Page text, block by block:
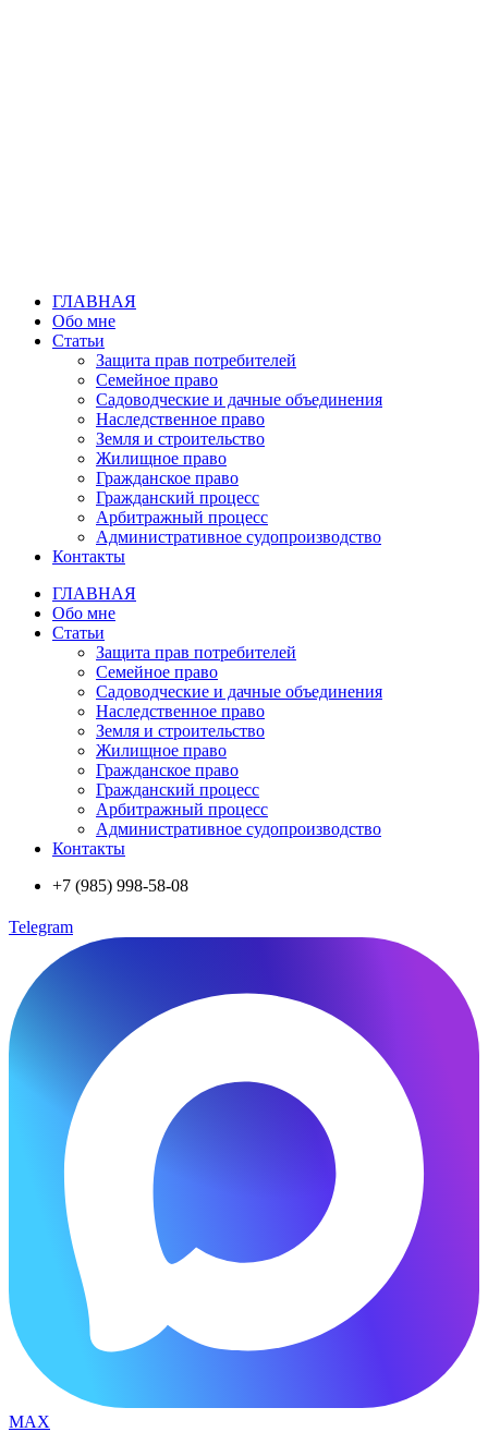
ГЛАВНАЯ
Обо мне
Статьи
Защита прав потребителей
Семейное право
Садоводческие и дачные объединения
Наследственное право
Земля и строительство
Жилищное право
Гражданское право
Гражданский процесс
Арбитражный процесс
Административное судопроизводство
Контакты
ГЛАВНАЯ
Обо мне
Статьи
Защита прав потребителей
Семейное право
Садоводческие и дачные объединения
Наследственное право
Земля и строительство
Жилищное право
Гражданское право
Гражданский процесс
Арбитражный процесс
Административное судопроизводство
Контакты
+7 (985) 998-58-08
Telegram
MAX